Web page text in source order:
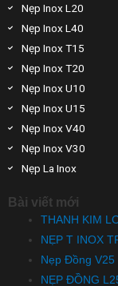
Nẹp Inox L20
Nẹp Inox L40
Nẹp Inox T15
Nẹp Inox T20
Nẹp Inox U10
Nẹp Inox U15
Nẹp Inox V40
Nẹp Inox V30
Nẹp La Inox
Bài viết mới
THANH KIM
NẸP T INOX
Nẹp Đồng
NẸP ĐỒNG